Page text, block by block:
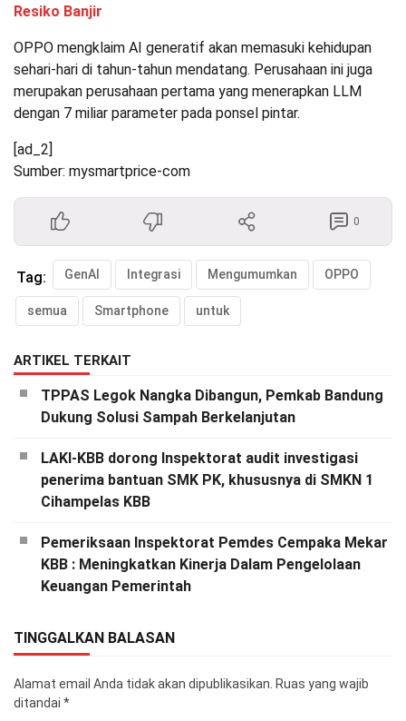
Resiko Banjir
OPPO mengklaim AI generatif akan memasuki kehidupan
sehari-hari di tahun-tahun mendatang. Perusahaan ini juga
merupakan perusahaan pertama yang menerapkan LLM
dengan 7 miliar parameter pada ponsel pintar.
[ad_2]
Sumber: mysmartprice-com
0
Tag: GenAI Integrasi Mengumumkan OPPO
semua Smartphone untuk
ARTIKEL TERKAIT
TPPAS Legok Nangka Dibangun, Pemkab Bandung
Dukung Solusi Sampah Berkelanjutan
LAKI-KBB dorong Inspektorat audit investigasi
penerima bantuan SMK PK, khususnya di SMKN 1
Cihampelas KBB
Pemeriksaan Inspektorat Pemdes Cempaka Mekar
KBB : Meningkatkan Kinerja Dalam Pengelolaan
Keuangan Pemerintah
TINGGALKAN BALASAN
Alamat email Anda tidak akan dipublikasikan. Ruas yang wajib
ditandai *